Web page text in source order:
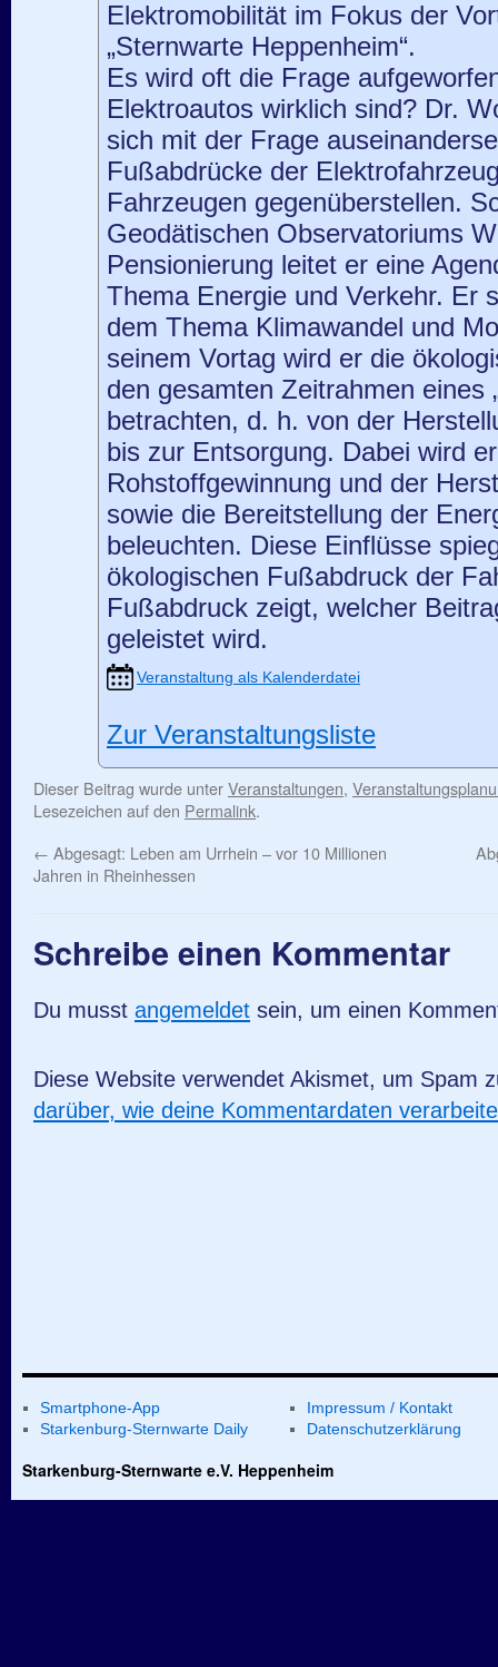
Elektromobilität im Fokus der
„Sternwarte Heppenheim“.
Es wird oft die Frage
Elektroautos wirklich sind? Dr.
sich mit der Frage
Fußabdrücke der
Fahrzeugen gegenüberstellen.
Geodätischen Observatoriums
Pensionierung leitet er eine
Thema Energie und Verkehr. Er
dem Thema Klimawandel und
seinem Vortag wird er die
den gesamten Zeitrahmen eines
betrachten, d. h. von der
bis zur Entsorgung. Dabei wird
Rohstoffgewinnung und der
sowie die Bereitstellung der
beleuchten. Diese Einflüsse
ökologischen Fußabdruck der
Fußabdruck zeigt, welcher
geleistet wird.
Veranstaltung als Kalenderdatei
Zur Veranstaltungsliste
Dieser Beitrag wurde unterVeranstaltungen,
Lesezeichen auf den Permalink.
← Abgesagt: Leben am Urrhein – vor 10 Millionen
Jahren in Rheinhessen
Schreibe einen Kommentar
Du musst angemeldet sein, um einen
Diese Website verwendet Akismet, um Spam
darüber, wie deine Kommentardaten
Smartphone-App
Starkenburg-Sternwarte Daily
Impressum / Kontakt
Datenschutzerklärung
Starkenburg-Sternwarte e.V. Heppenheim